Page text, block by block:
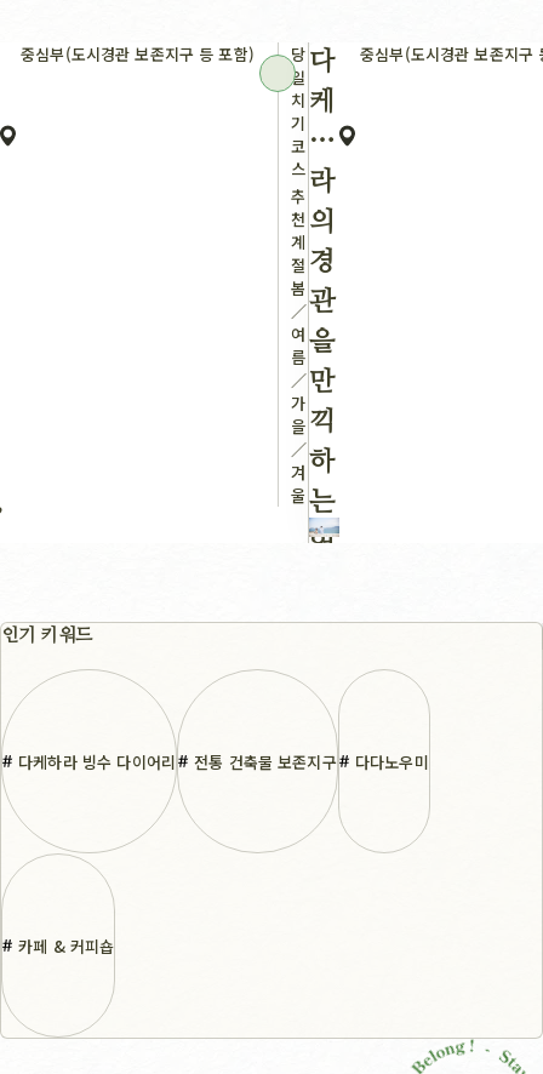
중심부(도시경관 보존지구 등 포함)
당
일
치
기
코
스
추
천
계
절：
봄
／
여
름
／
가
을
／
겨
울
다
케
하
라
의
경
관
을
만
끽
하
는
여
중심부(도시경관 보존지구
인기 키워드
다케하라 빙수 다이어리 전통 건축물 보존지구 다다노우미
카페 & 커피숍